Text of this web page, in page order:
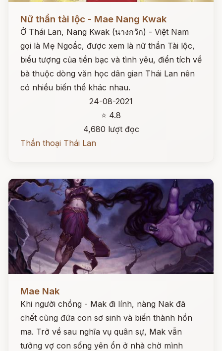
Nữ thần tài lộc - Mae Nang Kwak
Ở Thái Lan, Nang Kwak (นางกวัก) - Việt Nam
gọi là Mẹ Ngoắc, được xem là nữ thần Tài lộc,
biểu tượng của tiền bạc và tình yêu, điển tích về
bà thuộc dòng văn học dân gian Thái Lan nên
có nhiều biến thể khác nhau.
24-08-2021
⭐ 4.8
4,680 lượt đọc
Thần thoại Thái Lan
Mae Nak
Khi người chồng - Mak đi lính, nàng Nak đã
chết cùng đứa con sơ sinh và biến thành hồn
ma. Trở về sau nghĩa vụ quân sự, Mak vẫn
tưởng vợ con sống yên ổn ở nhà chờ mình